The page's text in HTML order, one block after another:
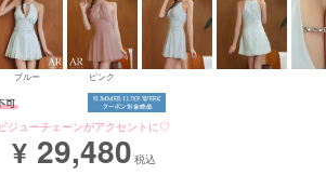
ブルー ピンク
ビジューチェーンがアクセントに♡
¥ 29,480 税込